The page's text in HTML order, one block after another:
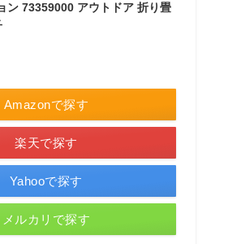
ン 73359000 アウトドア 折り畳
Amazonで探す
楽天で探す
Yahooで探す
メルカリで探す